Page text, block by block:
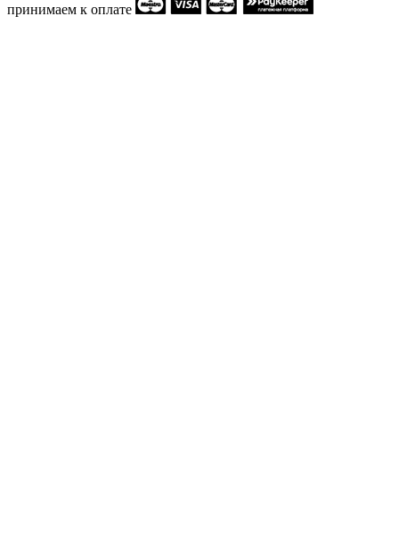
принимаем к оплате